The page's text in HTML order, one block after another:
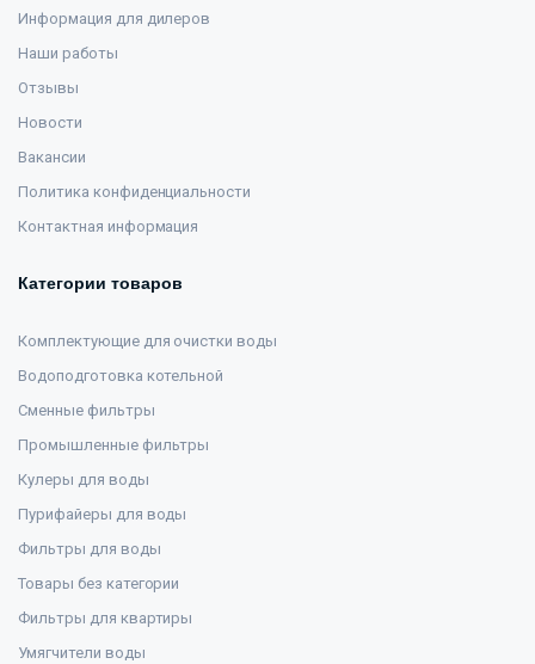
Информация для дилеров
Наши работы
Отзывы
Новости
Вакансии
Политика конфиденциальности
Контактная информация
Категории товаров
Комплектующие для очистки воды
Водоподготовка котельной
Сменные фильтры
Промышленные фильтры
Кулеры для воды
Пурифайеры для воды
Фильтры для воды
Товары без категории
Фильтры для квартиры
Умягчители воды